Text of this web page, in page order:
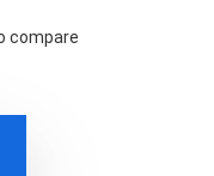
compare